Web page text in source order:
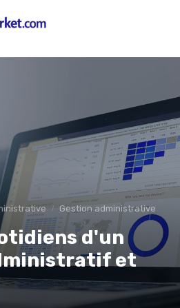
Gestion administrative
d'un
et